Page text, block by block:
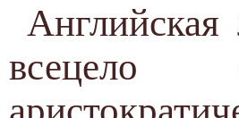
всецело